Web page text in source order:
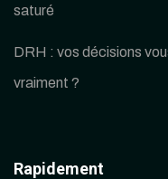
saturé
DRH : vos décisions
vraiment ?
Rapidement